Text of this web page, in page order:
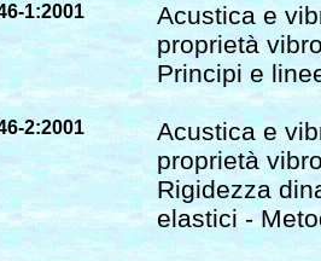
1:2001
Acustica e
proprietà
Principi e
2:2001
Acustica e
proprietà
Rigidezza
elastici -